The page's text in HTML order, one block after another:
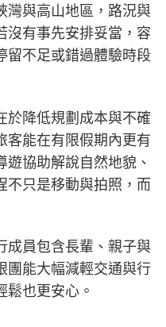
灣與高山地區，路況與
沒有事先安排妥當，容
留不足或錯過體驗時段
於降低規劃成本與不確
客能在有限假期內更有
協助解說自然地貌、
不只是移動與拍照，而
成員包含長輩、親子與
團能大幅減輕交通與行
也更安心。